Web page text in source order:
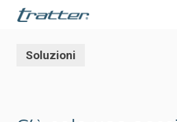
Skip
Soluzioni